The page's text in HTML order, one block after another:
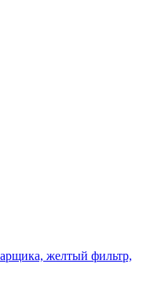
желтый фильтр,